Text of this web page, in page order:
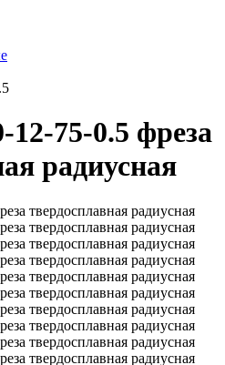
12-75-0.5 фреза
радиусная